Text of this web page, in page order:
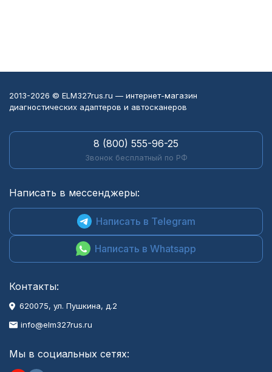
2013-2026 © ELM327rus.ru — интернет-магазин
диагностических адаптеров и автосканеров
8 (800) 555-96-25
Звонок бесплатный по РФ
Написать в мессенджеры:
Написать в Telegram
Написать в Whatsapp
Контакты:
620075, ул. Пушкина, д.2
info@elm327rus.ru
Мы в социальных сетях: